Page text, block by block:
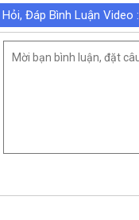
Hỏi, Đáp Bình Luận Video :